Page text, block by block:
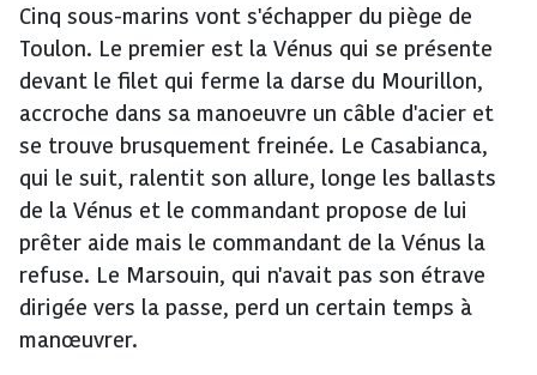
Cinq sous-marins vont s'échapper du piège de
Toulon. Le premier est la Vénus qui se présente
devant le filet qui ferme la darse du Mourillon,
accroche dans sa manoeuvre un câble d'acier et
se trouve brusquement freinée. Le Casabianca,
qui le suit, ralentit son allure, longe les ballasts
de la Vénus et le commandant propose de lui
prêter aide mais le commandant de la Vénus la
refuse. Le Marsouin, qui n'avait pas son étrave
dirigée vers la passe, perd un certain temps à
manœuvrer.